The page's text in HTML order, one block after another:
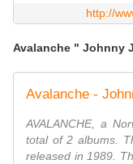
http://
Avalanche " Johnny
Avalanche -
AVALANCHE, a
total of 2 albums.
released in 1989.